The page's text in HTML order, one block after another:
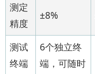
测定
精度
±8%
测试
终端
6个独立终
端，可随时